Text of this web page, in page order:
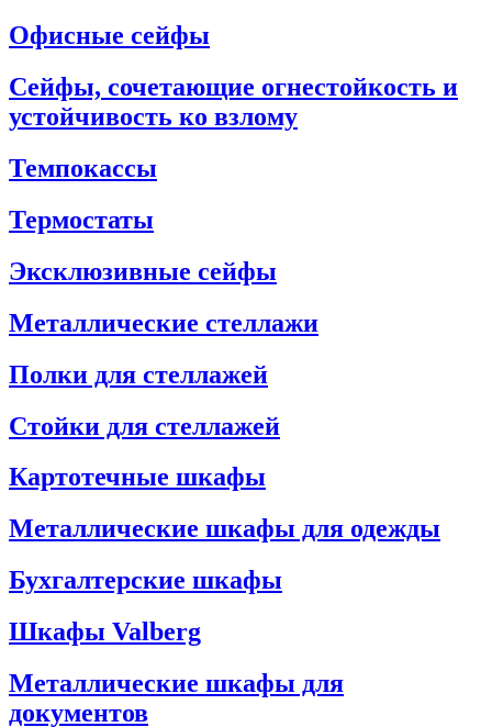
Офисные сейфы
Сейфы, сочетающие огнестойкость и
устойчивость ко взлому
Темпокассы
Термостаты
Эксклюзивные сейфы
Металлические стеллажи
Полки для стеллажей
Стойки для стеллажей
Картотечные шкафы
Металлические шкафы для одежды
Бухгалтерские шкафы
Шкафы Valberg
Металлические шкафы для
документов